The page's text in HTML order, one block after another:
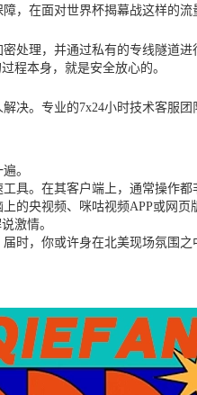
，在面对世界杯揭幕战这样的
处理，并通过私有的专线隧道
程本身，就是安全放心的。
决。专业的7x24小时技术客服
。
具。在其客户端上，通常操作
的央视频、咪咕视频APP或网
激情。
时，你或许身在北美现场氛围